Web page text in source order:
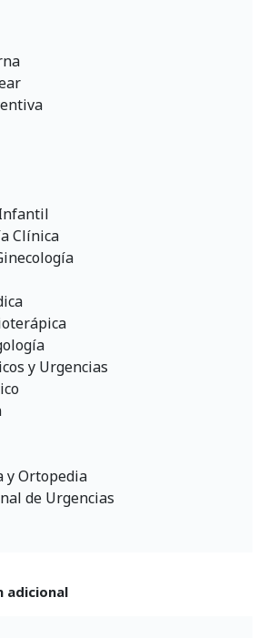
Clínica
y Urgencias
y Ortopedia
de Urgencias
adicional